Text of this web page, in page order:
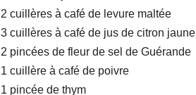
2 cuillères à café de levure maltée
3 cuillères à café de jus de citron jaune
2 pincées de fleur de sel de Guérande
1 cuillère à café de poivre
1 pincée de thym